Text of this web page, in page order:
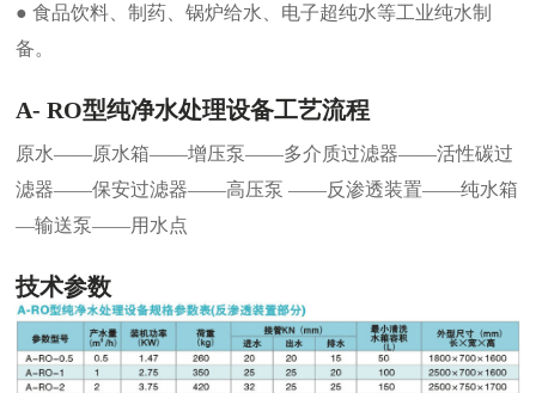
● 食品饮料、制药、锅炉给水、电子超纯水等工业纯水制
备。
A- RO型纯净水处理设备工艺流程
原水——原水箱——增压泵——多介质过滤器——活性碳过
滤器——保安过滤器——高压泵 ——反渗透装置——纯水箱
—输送泵——用水点
技术参数